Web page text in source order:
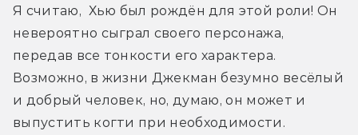
Я считаю,  Хью был рождён для этой роли! Он
невероятно сыграл своего персонажа,
передав все тонкости его характера.
Возможно, в жизни Джекман безумно весёлый
и добрый человек, но, думаю, он может и
выпустить когти при необходимости.